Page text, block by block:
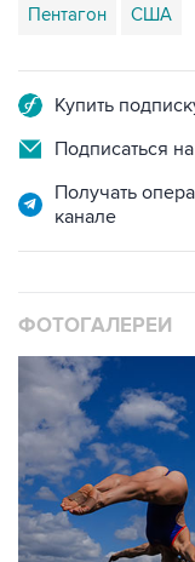
Пентагон США
Купить
Подписаться
Получать
канале
ФОТОГАЛЕРЕИ